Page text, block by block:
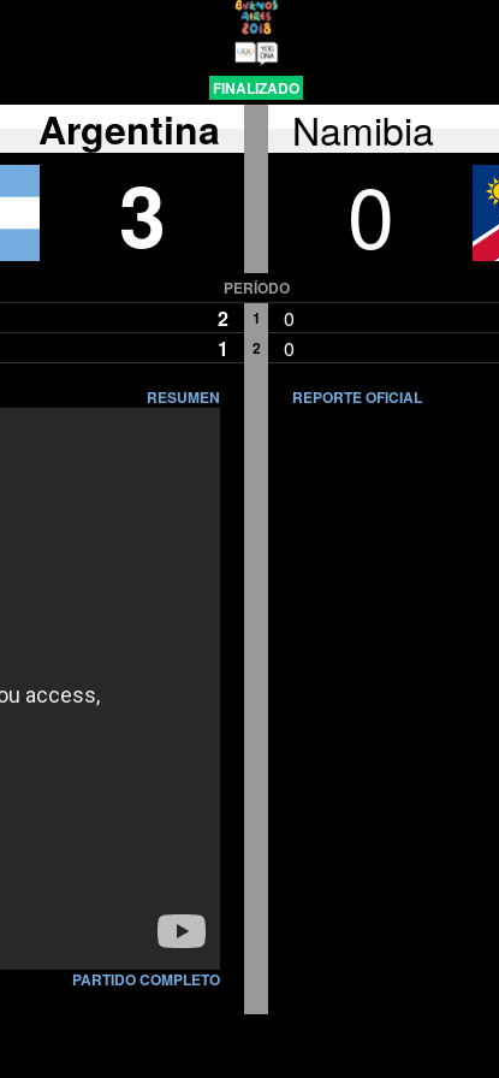
FINALIZADO
Argentina Namibia
3 0
PERÍODO
2 1
0
1
2 0
RESUMEN
PARTIDO COMPLETO
REPORTE OFICIAL